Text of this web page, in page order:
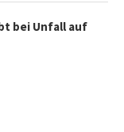
bei Unfall auf